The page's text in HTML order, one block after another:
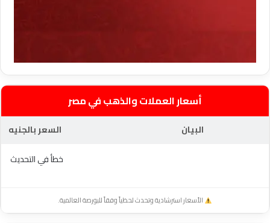
أسعار العملات والذهب في مصر
البيان
السعر بالجنيه
خطأ في التحديث
الأسعار استرشادية وتحدث لحظياً وفقاً للبورصة العالمية.